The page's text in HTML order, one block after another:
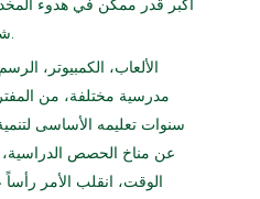
أكبر قدر ممكن في هدوء
مدرسية مختلفة، من
سنوات تعليمه الأساسى
عن مناخ الحصص الدراسية،
الوقت، انقلب الأمر